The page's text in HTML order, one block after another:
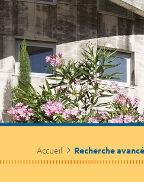
Accueil Recherche